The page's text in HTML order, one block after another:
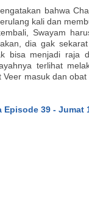
bahwa
kali dan
Swayam
dia gak
bisa menjadi raja
terlihat
masuk dan
39 - Jumat